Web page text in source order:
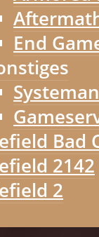
End
Bad
2142
2